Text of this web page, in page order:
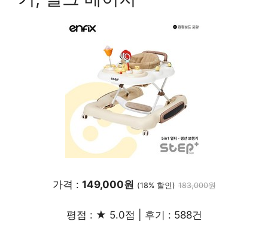
가격 : 149,000원 (18% 할인) 183,000원
평점 : ★ 5.0점 | 후기 : 588건